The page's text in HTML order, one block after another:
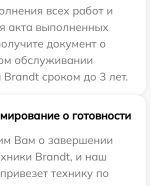
всех работ и
акта выполненных
документ о
обслуживании
Brandt сроком до 3 лет.
о готовности
Вам о завершении
Brandt, и наш
технику по